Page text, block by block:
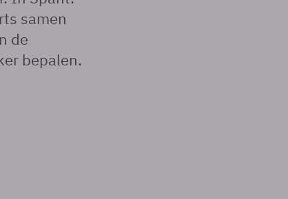
samen
de
bepalen.